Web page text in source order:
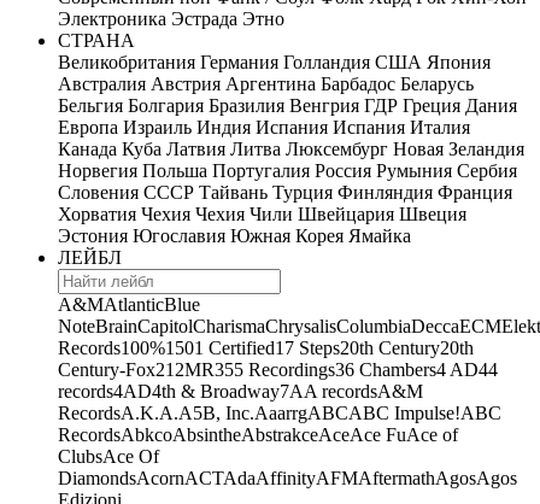
Электроника Эстрада Этно
СТРАНА
Великобритания Германия Голландия США Япония
Австралия Австрия Аргентина Барбадос Беларусь
Бельгия Болгария Бразилия Венгрия ГДР Греция Дания
Европа Израиль Индия Испания Испания Италия
Канада Куба Латвия Литва Люксембург Новая Зеландия
Норвегия Польша Португалия Россия Румыния Сербия
Словения СССР Тайвань Турция Финляндия Франция
Хорватия Чехия Чехия Чили Швейцария Швеция
Эстония Югославия Южная Корея Ямайка
ЛЕЙБЛ
A&MAtlanticBlue
NoteBrainCapitolCharismaChrysalisColumbiaDeccaECM
Records100%1501 Certified17 Steps20th Century20th
Century-Fox21 2MR355 Recordings36 Chambers4 AD44
records4AD4th & Broadway7AA recordsA&M
RecordsA.K.A.A5B, Inc.AaarrgABCABC Impulse!ABC
RecordsAbkcoAbsintheAbstrakceAceAce FuAce of
ClubsAce Of
DiamondsAcornACTAdaAffinityAFMAftermathAgosAgos